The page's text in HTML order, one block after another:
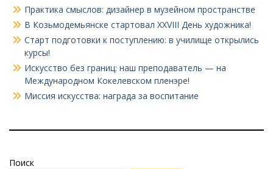
Практика смыслов: дизайнер в музейном пространстве
В Козьмодемьянске стартовал XXVIII День художника!
Старт подготовки к поступлению: в училище открылись
курсы!
Искусство без границ: наш преподаватель — на
Международном Кокелевском пленэре!
Миссия искусства: награда за воспитание
Поиск